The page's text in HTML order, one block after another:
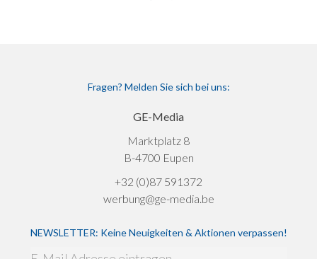
Fragen? Melden Sie sich bei uns:
GE-Media
Marktplatz 8
B-4700 Eupen
+32 (0)87 591372
werbung@ge-media.be
NEWSLETTER: Keine Neuigkeiten & Aktionen verpassen!